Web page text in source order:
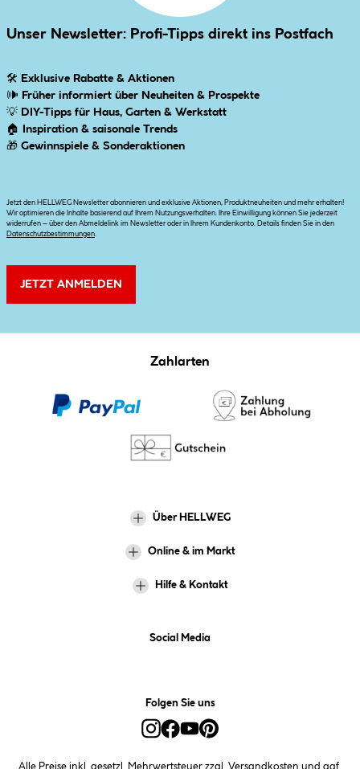
Unser Newsletter: Profi-Tipps direkt ins Postfach
🛠 Exklusive Rabatte & Aktionen
🕪 Früher informiert über Neuheiten & Prospekte
💡 DIY-Tipps für Haus, Garten & Werkstatt
🏠
Inspiration & saisonale Trends
🎁 Gewinnspiele & Sonderaktionen
Jetzt den HELLWEG Newsletter abonnieren und exklusive Aktionen, Produktneuheiten und mehr erhalten!
Wir optimieren die Inhalte basierend auf Ihrem Nutzungsverhalten. Ihre Einwilligung können Sie jederzeit
widerrufen – über den Abmeldelink im Newsletter oder in Ihrem Kundenkonto. Details finden Sie in den
Datenschutzbestimmungen.
JETZT ANMELDEN
Zahlarten
Über HELLWEG
Online & im Markt
Hilfe & Kontakt
Social Media
Folgen Sie uns
Alle Preise inkl. gesetzl. Mehrwertsteuer zzgl. Versandkosten und ggf.